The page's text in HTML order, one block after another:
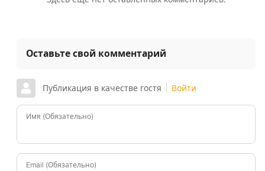
Оставьте свой комментарий
Публикация в качестве гостя Войти
Имя (Обязательно)
Email (Обязательно)